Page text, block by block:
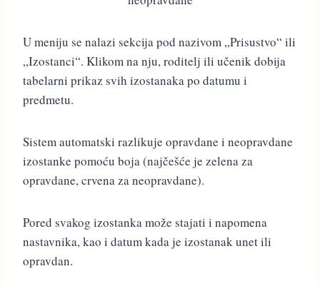
U meniju se nalazi sekcija pod nazivom „Prisustvo“ ili
„Izostanci“. Klikom na nju, roditelj ili učenik dobija
tabelarni prikaz svih izostanaka po datumu i
predmetu.
Sistem automatski razlikuje opravdane i neopravdane
izostanke pomoću boja (najčešće je zelena za
opravdane, crvena za neopravdane).
Pored svakog izostanka može stajati i napomena
nastavnika, kao i datum kada je izostanak unet ili
opravdan.